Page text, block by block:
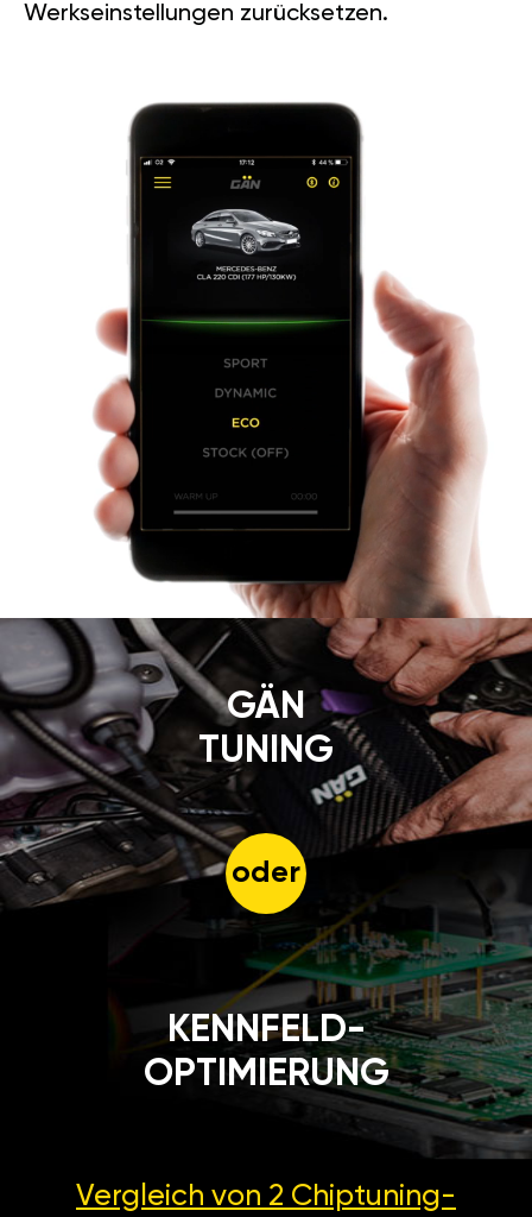
Werkseinstellungen zurücksetzen.
GÄN
TUNING
oder
KENNFELD-
OPTIMIERUNG
Vergleich von 2 Chiptuning-